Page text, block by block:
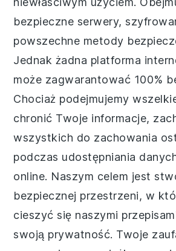
bezpieczne serwery,
powszechne metody
Jednak żadna platforma
może zagwarantować 100%
Chociaż podejmujemy
chronić Twoje informacje,
wszystkich do zachowania
podczas udostępniania
online. Naszym celem jest
bezpiecznej przestrzeni, w
cieszyć się naszymi
swoją prywatność. Twoje